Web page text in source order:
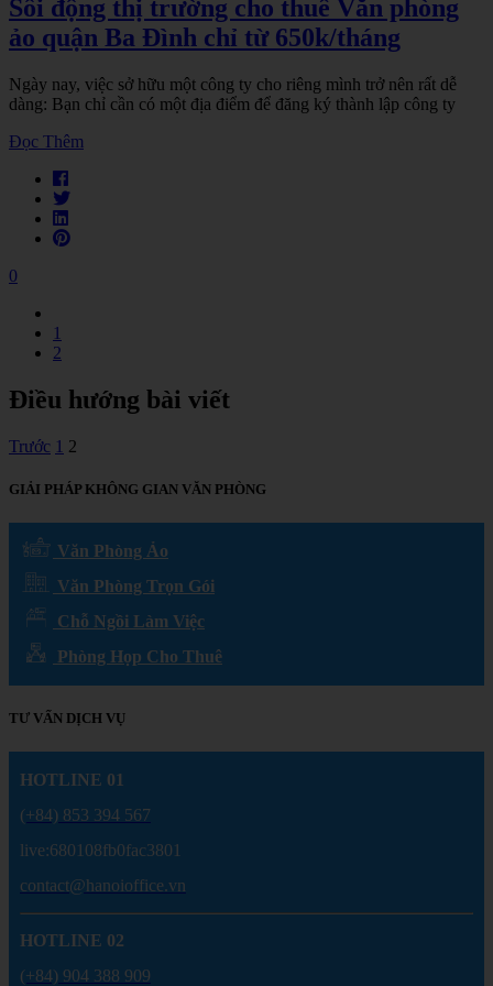
Sôi động thị trường cho thuê Văn phòng
ảo quận Ba Đình chỉ từ 650k/tháng
Ngày nay, việc sở hữu một công ty cho riêng mình trở nên rất dễ
dàng: Bạn chỉ cần có một địa điểm để đăng ký thành lập công ty
Đọc Thêm
0
1
2
Điều hướng bài viết
Trước 1 2
GIẢI PHÁP KHÔNG GIAN VĂN PHÒNG
Văn Phòng Ảo
Văn Phòng Trọn Gói
Chỗ Ngồi Làm Việc
Phòng Họp Cho Thuê
TƯ VẤN DỊCH VỤ
HOTLINE 01
(+84) 853 394 567
live:680108fb0fac3801
contact@hanoioffice.vn
HOTLINE 02
(+84) 904 388 909